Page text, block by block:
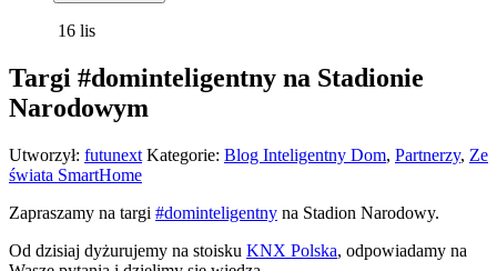
Targi #dominteligentny na Stadionie
Narodowym
Utworzył:futunext